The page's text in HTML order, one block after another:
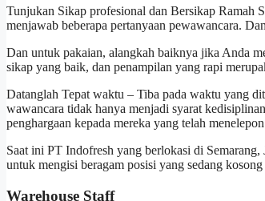
Tunjukan Sikap profesional dan Bersikap Ramah
menjawab beberapa pertanyaan pewawancara.
Dan untuk pakaian, alangkah baiknya jika Anda
sikap yang baik, dan penampilan yang rapi
Datanglah Tepat waktu – Tiba pada waktu yang
wawancara tidak hanya menjadi syarat
penghargaan kepada mereka yang telah
Saat ini PT Indofresh yang berlokasi di
untuk mengisi beragam posisi yang sedang
Warehouse Staff